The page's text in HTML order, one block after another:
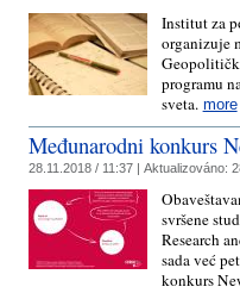
Institut za
organizuje
programu
sveta. more
Međunarodni konkurs
28.11.2018 / 11:37 | Aktualizováno:
svršene
Research
sada već
konkurs